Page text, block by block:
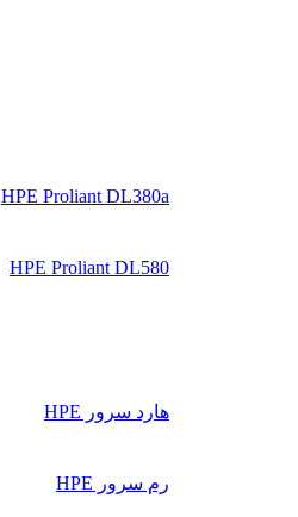
HPE Proliant DL380a
HPE Proliant DL580
هارد سرور HPE
رم سرور HPE